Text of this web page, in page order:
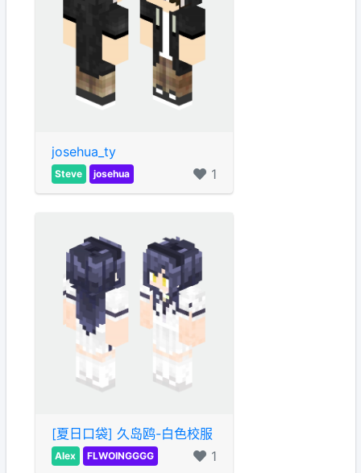
josehua_ty
Steve josehua 1
[夏日口袋] 久岛鸥-白色校服
Alex FLWOINGGGG 1